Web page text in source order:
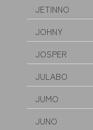
JETINNO
JOHNY
JOSPER
JULABO
JUMO
JUNO